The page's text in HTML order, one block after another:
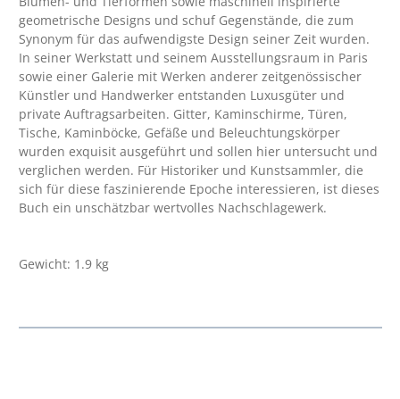
geometrische Designs und schuf Gegenstände, die zum
Synonym für das aufwendigste Design seiner Zeit wurden.
In seiner Werkstatt und seinem Ausstellungsraum in Paris
sowie einer Galerie mit Werken anderer zeitgenössischer
Künstler und Handwerker entstanden Luxusgüter und
private Auftragsarbeiten. Gitter, Kaminschirme, Türen,
Tische, Kaminböcke, Gefäße und Beleuchtungskörper
wurden exquisit ausgeführt und sollen hier untersucht und
verglichen werden. Für Historiker und Kunstsammler, die
sich für diese faszinierende Epoche interessieren, ist dieses
Buch ein unschätzbar wertvolles Nachschlagewerk.
Gewicht: 1.9 kg